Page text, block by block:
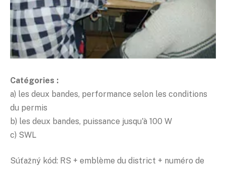
Catégories :
a) les deux bandes, performance selon les conditions
du permis
b) les deux bandes, puissance jusqu'à 100 W
c) SWL
Súťažný kód: RS + emblème du district + numéro de